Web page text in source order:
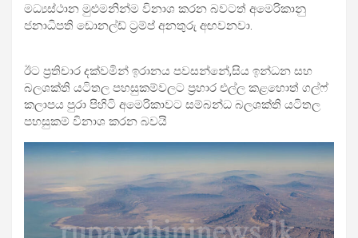
මධ්‍යස්ථාන මුළුමනින්ම විනාශ කරන බවටත් අමෙරිකානු
ජනාධිපති ඩොනල්ඩ් ට්‍රම්ප් අනතුරු අඟවනවා.
ඊට ප්‍රතිචාර දක්වමින් ඉරානය පවසන්නේ,සිය ඉන්ධන සහ
බලශක්ති යටිතල පහසුකම්වලට ප්‍රහාර එල්ල කළහොත් ගල්ෆ්
කලාපය පුරා පිහිටි අමෙරිකාවට සම්බන්ධ බලශක්ති යටිතල
පහසුකම් විනාශ කරන බවයි